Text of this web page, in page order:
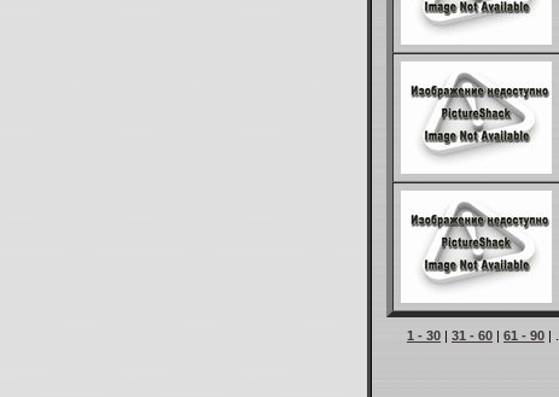
1 - 30 | 31 - 60 | 61 - 90 |